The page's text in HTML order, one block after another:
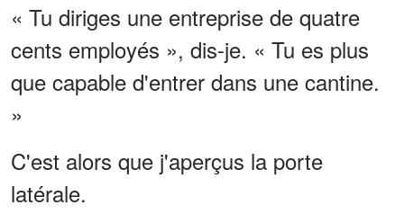
« Tu diriges une entreprise de quatre
cents employés », dis-je. « Tu es plus
que capable d'entrer dans une cantine.
»
C'est alors que j'aperçus la porte
latérale.